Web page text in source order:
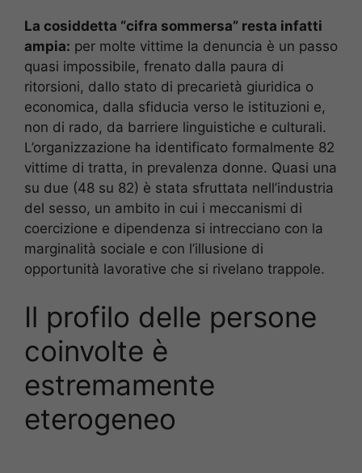
La cosiddetta “cifra sommersa” resta infatti
ampia: per molte vittime la denuncia è un passo
quasi impossibile, frenato dalla paura di
ritorsioni, dallo stato di precarietà giuridica o
economica, dalla sfiducia verso le istituzioni e,
non di rado, da barriere linguistiche e culturali.
L’organizzazione ha identificato formalmente 82
vittime di tratta, in prevalenza donne. Quasi una
su due (48 su 82) è stata sfruttata nell’industria
del sesso, un ambito in cui i meccanismi di
coercizione e dipendenza si intrecciano con la
marginalità sociale e con l’illusione di
opportunità lavorative che si rivelano trappole.
Il profilo delle persone
coinvolte è
estremamente
eterogeneo